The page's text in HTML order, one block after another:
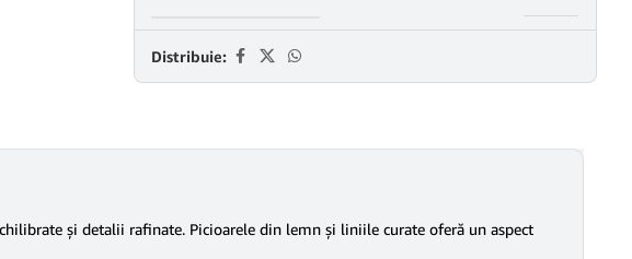
Distribuie:
și detalii rafinate. Picioarele din lemn și liniile curate oferă un aspect